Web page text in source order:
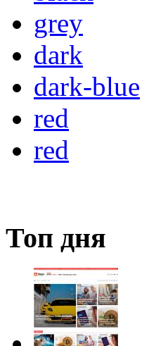
grey
dark
dark-blue
red
red
Топ дня